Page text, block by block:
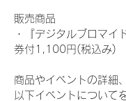
販売商品
・『デジタルブロマイ
券付1,100円(税込み)
商品やイベントの詳細
以下イベントについて